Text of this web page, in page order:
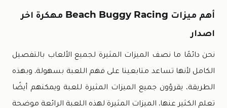
أهم ميزات Beach Buggy Racing مهكرة اخر
اصدار
نحن دائمًا ما نصف الميزات المثيرة لجميع الألعاب بالتفصيل
الكامل لأنها تساعد متابعينا على فهم اللعبة بسهولة. وبهذه
الطريقة، يقرؤون جميع الميزات المثيرة للعبة ويمكنهم أيضًا
تعلم الكثير عنها. الميزات المثيرة لهذه اللعبة الرائعة موضحة